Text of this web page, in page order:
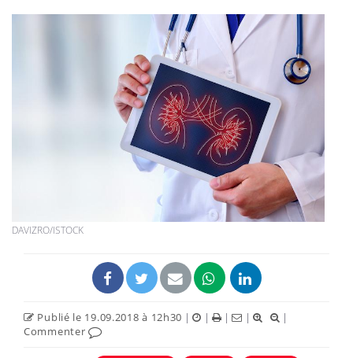
DAVIZRO/ISTOCK
Publié le 19.09.2018 à 12h30 | | | |
|
Commenter